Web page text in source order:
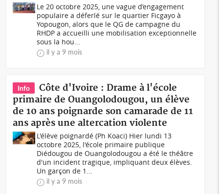
Le 20 octobre 2025, une vague d’engagement
populaire a déferlé sur le quartier Ficgayo à
Yopougon, alors que le QG de campagne du
RHDP a accueilli une mobilisation exceptionnelle
sous la hou...
il y a 9 mois
Info
Côte d'Ivoire : Drame à l'école
primaire de Ouangolodougou, un élève
de 10 ans poignarde son camarade de 11
ans après une altercation violente
L'élève poignardé (Ph Koaci) Hier lundi 13
octobre 2025, l'école primaire publique
Diédougou de Ouangolodougou a été le théâtre
d'un incident tragique, impliquant deux élèves.
Un garçon de 1...
il y a 9 mois